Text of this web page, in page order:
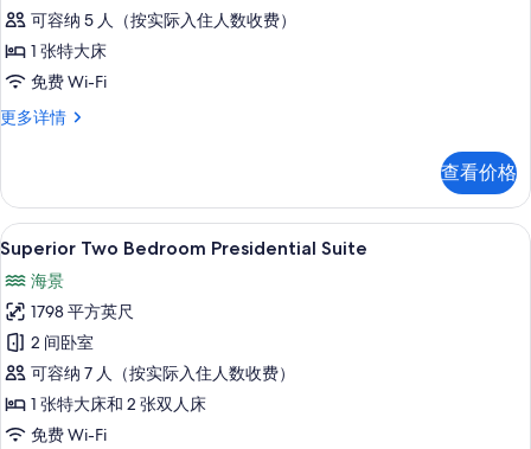
的
所
有
照
可容纳 5 人（按实际入住人数收费）
1 张特大床
免费 Wi-Fi
更多详情
Swim
多
信
息
查看价格
显
Superior
Two
Bedroom
Presidential
Suite
的
高档床上用品、羽绒被、记忆海绵床
6
Superior Two Bedroom Presidential Suite
海景
1798 平方英尺
2 间卧室
可容纳 7 人（按实际入住人数收费）
1 张特大床和 2 张双人床
免费 Wi-Fi